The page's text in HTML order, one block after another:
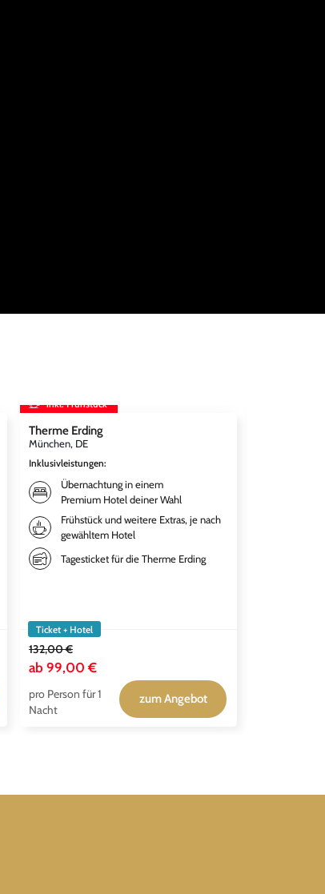
inkl. Frühstück
Therme Erding
München, DE
Inklusivleistungen:
Übernachtung in einem
Premium Hotel deiner Wahl
Frühstück und weitere Extras, je nach
gewähltem Hotel
Tagesticket für die Therme Erding
Ticket + Hotel
132,00 €
ab 99,00 €
pro Person für 1
Nacht
zum Angebot